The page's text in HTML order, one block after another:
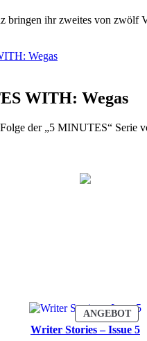
bringen ihr zweites von zwölf
Wegas
WITH: Wegas
der „5 MINUTES“ Serie
ANGEBOT
IM
Writer Stories – Issue 5